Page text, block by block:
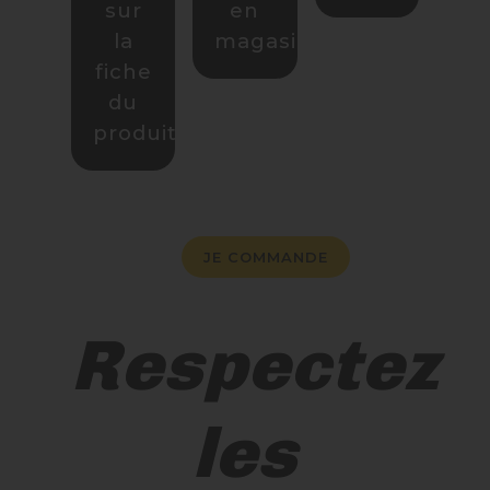
sur
la
fiche
du
produit.
en
magasin.
JE COMMANDE
Respectez
les